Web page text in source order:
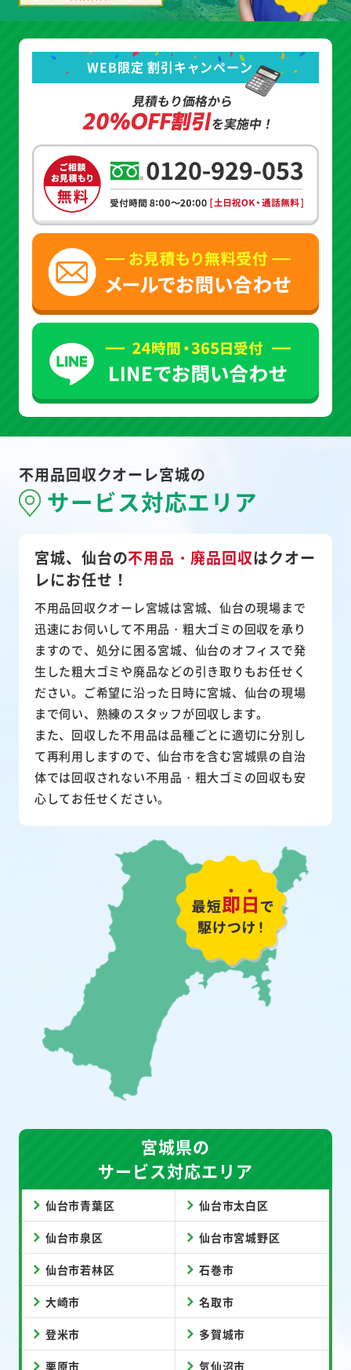
WEB限定 割引キャンペーン
見積もり価格から
20%OFF割引を実施中！
不用品回収クオーレ宮城の
サービス対応エリア
宮城、仙台の不用品・廃品回収はクオー
レにお任せ！
不用品回収クオーレ宮城は宮城、仙台の現場まで
迅速にお伺いして不用品・粗大ゴミの回収を承り
ますので、処分に困る宮城、仙台のオフィスで発
生した粗大ゴミや廃品などの引き取りもお任せく
ださい。ご希望に沿った日時に宮城、仙台の現場
まで伺い、熟練のスタッフが回収します。
また、 回収した不用品は品種ごとに適切に分別し
て再利用 しますので、仙台市を含む宮城県の自治
体では回収されない不用品・粗大ゴミの回収も安
心してお任せください。
宮城県の
サービス対応エリア
仙台市青葉区 仙台市太白区
仙台市泉区 仙台市宮城野区
仙台市若林区 石巻市
大崎市 名取市
登米市 多賀城市
栗原市 気仙沼市